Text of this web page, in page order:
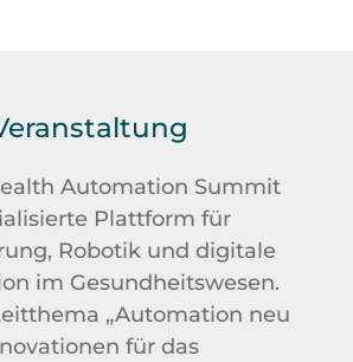
Automation Summit
Plattform für
Robotik und digitale
im Gesundheitswesen.
„Automation neu
für das